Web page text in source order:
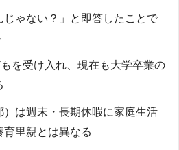
ゃない？」と即答したことで
を受け入れ、現在も大学卒業の
は週末・長期休暇に家庭生活
育里親とは異なる